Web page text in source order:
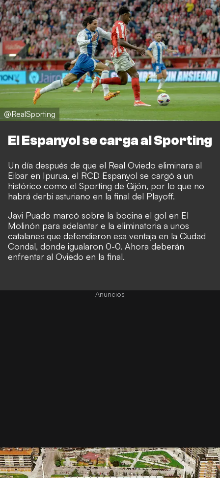
@RealSporting
El Espanyol se carga al Sporting
Un día después de que el Real Oviedo eliminara al
Eibar en Ipurua, el RCD Espanyol se cargó a un
histórico como el Sporting de Gijón, por lo que no
habrá derbi asturiano en la final del Playoff.
Javi Puado marcó sobre la bocina el gol en El
Molinón para adelantar e la eliminatoria a unos
catalanes que defendieron esa ventaja en la Ciudad
Condal, donde igualaron 0-0. Ahora deberán
enfrentar al Oviedo en la final.